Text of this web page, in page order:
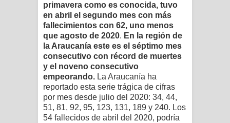
primavera como es conocida, tuvo
en abril el segundo mes con más
fallecimientos con 62, uno menos
que agosto de 2020. En la región de
la Araucanía este es el séptimo mes
consecutivo con récord de muertes
y el noveno consecutivo
empeorando. La Araucanía ha
reportado esta serie trágica de cifras
por mes desde julio del 2020: 34, 44,
51, 81, 92, 95, 123, 131, 189 y 240. Los
54 fallecidos de abril del 2020, podría